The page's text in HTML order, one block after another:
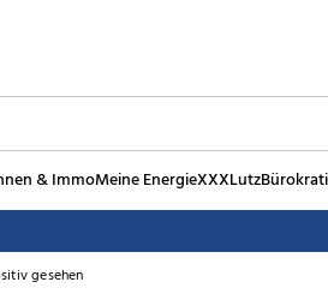
& ImmoMeine EnergieXXXLutz
gesehen